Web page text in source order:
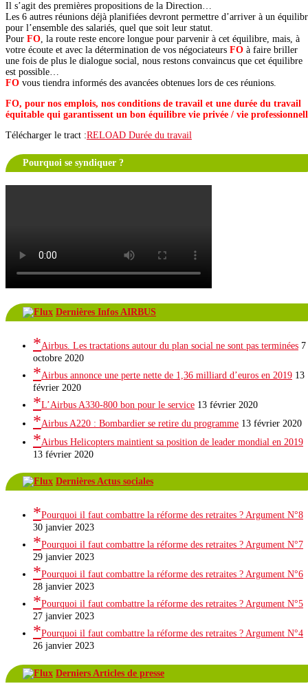
Il s’agit des premières propositions de la Direction…
Les 6 autres réunions déjà planifiées devront permettre d’arriver à un
pour l’ensemble des salariés, quel que soit leur statut.
Pour FO, la route reste encore longue pour parvenir à cet équilibre, mais, à
votre écoute et avec la détermination de vos négociateurs FO à faire briller
une fois de plus le dialogue social, nous restons convaincus que cet équilibre
est possible…
FO vous tiendra informés des avancées obtenues lors de ces réunions.
FO, pour nos emplois, nos conditions de travail et une durée du travail
équitable qui garantissent un bon équilibre vie privée / vie
Télécharger le tract :RELOAD Durée du travail
Pourquoi se syndiquer ?
Dernières Infos AIRBUS
Airbus. Les tractations autour du plan social ne sont pas terminées 7
octobre 2020
Airbus annonce une perte nette de 1,36 milliard d’euros en 2019 13
février 2020
L’Airbus A330-800 bon pour le service 13 février 2020
Airbus A220 : Bombardier se retire du programme 13 février 2020
Airbus Helicopters maintient sa position de leader mondial en 2019
13 février 2020
Dernières Actus sociales
Pourquoi il faut combattre la réforme des retraites ? Argument N°8
30 janvier 2023
Pourquoi il faut combattre la réforme des retraites ? Argument N°7
29 janvier 2023
Pourquoi il faut combattre la réforme des retraites ? Argument N°6
28 janvier 2023
Pourquoi il faut combattre la réforme des retraites ? Argument N°5
27 janvier 2023
Pourquoi il faut combattre la réforme des retraites ? Argument N°4
26 janvier 2023
Derniers Articles de presse